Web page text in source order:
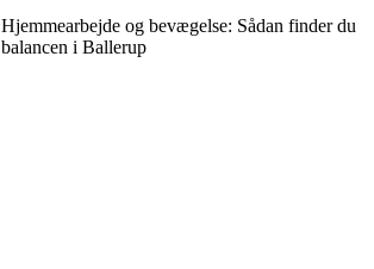
Hjemmearbejde og bevægelse: Sådan finder du
balancen i Ballerup